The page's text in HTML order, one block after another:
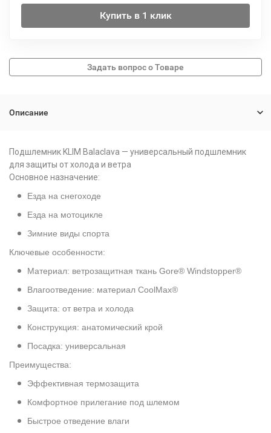
Купить в 1 клик
Описание
Подшлемник KLIM Balaclava — универсальный подшлемник
для защиты от холода и ветра
Основное назначение:
Езда на снегоходе
Езда на мотоцикле
Зимние виды спорта
Ключевые особенности:
Материал: ветрозащитная ткань Gore® Windstopper®
Влагоотведение: материал CoolMax®
Защита: от ветра и холода
Конструкция: анатомический крой
Посадка: универсальная
Преимущества:
Эффективная термозащита
Комфортное прилегание под шлемом
Быстрое отведение влаги